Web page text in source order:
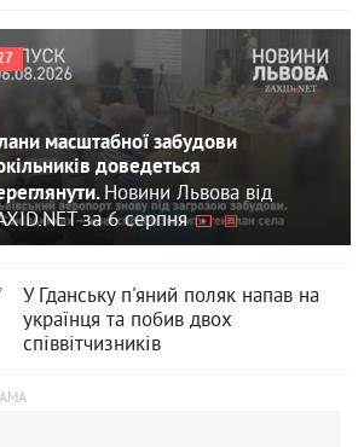
масштабної забудови
доведеться
Новини Львова від
за 6 серпня
У Гданську п'яний поляк напав на
українця та побив двох
співвітчизників